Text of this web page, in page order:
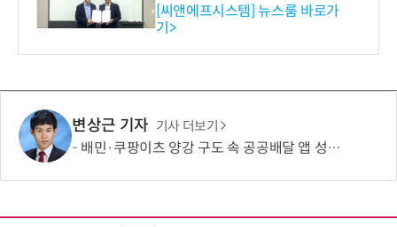
[씨앤에프시스템] 뉴스룸 바로가
기>
변상근 기자 기사 더보기
배민·쿠팡이츠 양강 구도 속 공공배달 앱 성장 정체…경쟁 활성화 방안은?